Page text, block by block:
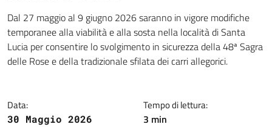
Dettagli della notizia
Dal 27 maggio al 9 giugno 2026 saranno in vigore modifiche
temporanee alla viabilità e alla sosta nella località di Santa
Lucia per consentire lo svolgimento in sicurezza della 48ª Sagra
delle Rose e della tradizionale sfilata dei carri allegorici.
Data:
30 Maggio 2026
Tempo di lettura:
3 min